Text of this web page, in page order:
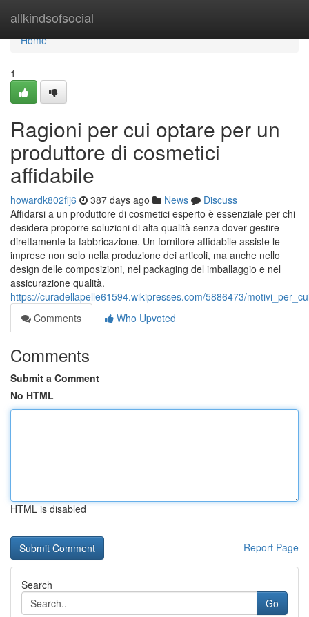
allkindsofsocial
Home
Home
1
Ragioni per cui optare per un
produttore di cosmetici
affidabile
howardk802fij6 387 days ago News
Discuss
Affidarsi a un produttore di cosmetici esperto è essenziale per chi
desidera proporre soluzioni di alta qualità senza dover gestire
direttamente la fabbricazione. Un fornitore affidabile assiste le
imprese non solo nella produzione dei articoli, ma anche nello
design delle composizioni, nel packaging del imballaggio e nel
assicurazione qualità.
https://curadellapelle61594.wikipresses.com/5886473/
Comments
Who Upvoted
Comments
Submit a Comment
No HTML
HTML is disabled
Report Page
Search
Go